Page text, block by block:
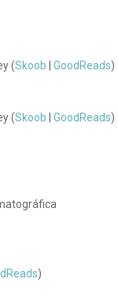
(Skoob GoodReads)
(Skoob GoodReads)
)